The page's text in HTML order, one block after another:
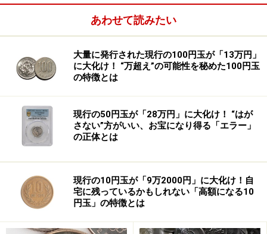
あわせて読みたい
大量に発行された現行の100円玉が「13万円」
に大化け！ “万超え”の可能性を秘めた100円玉
の特徴とは
現行の50円玉が「28万円」に大化け！ “はが
さない”方がいい、お宝になり得る「エラー」
の正体とは
現行の10円玉が「9万2000円」に大化け！自
宅に残っているかもしれない「高額になる10
円玉」の特徴とは